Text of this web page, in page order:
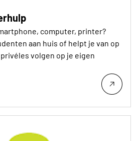
computer, printer?
aan huis of helpt je van op
volgen op je eigen